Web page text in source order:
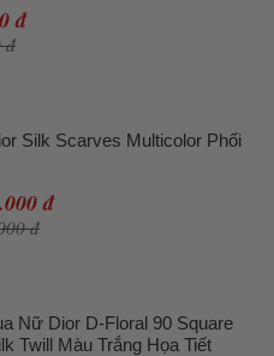
đ
đ
Silk Scarves Multicolor Phối
đ
đ
Nữ Dior D-Floral 90 Square
Twill Màu Trắng Họa Tiết